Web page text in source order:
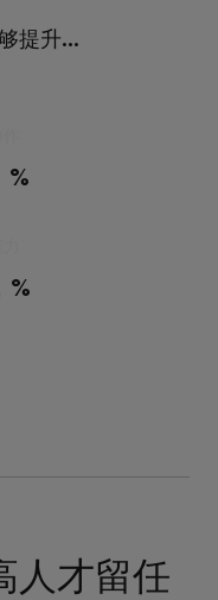
提升...
%
%
人才留任